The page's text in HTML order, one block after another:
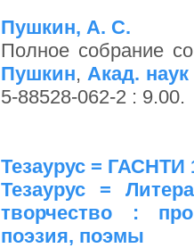
Пушкин, А. С.
Полное собрание
Пушкин,Акад.
5-88528-062-2 : 9.00.
Тезаурус = ГАСНТИ
Тезаурус =
творчество :
поэзия, поэмы